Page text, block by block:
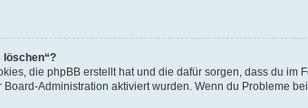
löschen“?
die phpBB erstellt hat und die dafür sorgen, dass du
Board-Administration aktiviert wurden. Wenn du Probleme